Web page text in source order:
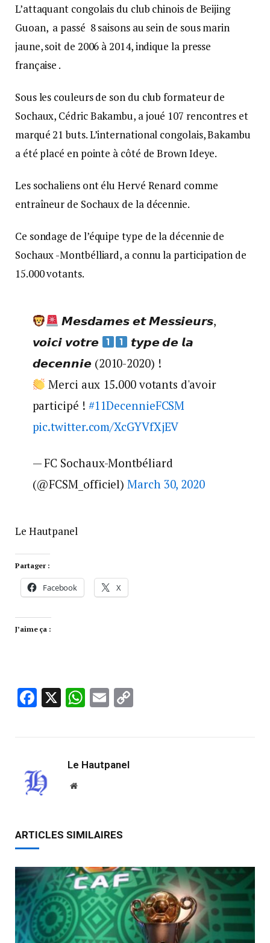
L’attaquant congolais du club chinois de Beijing
Guoan, a passé 8 saisons au sein de sous marin
jaune, soit de 2006 à 2014, indique la presse
française .
Sous les couleurs de son du club formateur de
Sochaux, Cédric Bakambu, a joué 107 rencontres et
marqué 21 buts. L’international congolais, Bakambu
a été placé en pointe à côté de Brown Ideye.
Les sochaliens ont élu Hervé Renard comme
entraîneur de Sochaux de la décennie.
Ce sondage de l’équipe type de la décennie de
Sochaux -Montbélliard, a connu la participation de
15.000 votants.
𝙈𝙚𝙨𝙙𝙖𝙢𝙚𝙨 𝙚𝙩 𝙈𝙚𝙨𝙨𝙞𝙚𝙪𝙧𝙨,
𝙫𝙤𝙞𝙘𝙞 𝙫𝙤𝙩𝙧𝙚
𝙩𝙮𝙥𝙚 𝙙𝙚 𝙡𝙖
𝙙𝙚𝙘𝙚𝙣𝙣𝙞𝙚 (2010-2020) !
Merci aux 15.000 votants d'avoir
participé ! #11DecennieFCSM
pic.twitter.com/XcGYVfXjEV
— FC Sochaux-Montbéliard
(@FCSM_officiel)March 30, 2020
Le Hautpanel
Partager :
Facebook X
J’aime ça :
Facebook
X WhatsApp
Email
Le Hautpanel
Website
ARTICLES SIMILAIRES